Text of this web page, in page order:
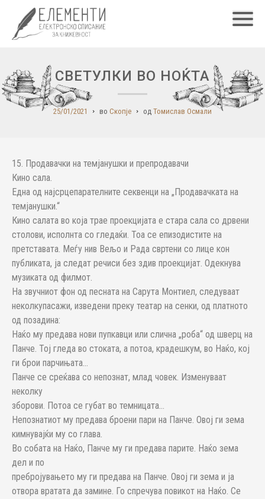
СВЕТУЛКИ ВО НОЌТА
25/01/2021 во Скопје од Томислав Осмали
15. Продавачки на темјанушки и препродавачи
Кино сала.
Една од најсрцепарателните секвенци на „Продавачката на
темјанушки.“
Кино салата во која трае проекцијата е стара сала со дрвени
столови, исполнта со гледаќи. Тоа се епизодистите на
претставата. Меѓу нив Вељо и Рада свртени со лице кон
публиката, ја следат речиси без здив проекцијат. Одекнува
музиката од филмот.
На звучниот фон од песната на Сарута Монтиел, следуваат
неколкупасажи, изведени преку театар на сенки, од платното
од позадина:
Наќо му предава нови пупкавци или слична „роба“ од шверц на
Панче. Тој гледа во стоката, а потоа, крадешкум, во Наќо, кој
ги брои парчињата…
Панче се среќава со непознат, млад човек. Изменуваат
неколку
зборови. Потоа се губат во темницата…
Непознатиот му предава броени пари на Панче. Овој ги зема
кимнувајќи му со глава.
Во собата на Наќо, Панче му ги предава парите. Наќо зема
дел и по
пребројувањето му ги предава на Панче. Овој ги зема и ја
отвора вратата да замине. Го спречува повикот на Наќо. Се